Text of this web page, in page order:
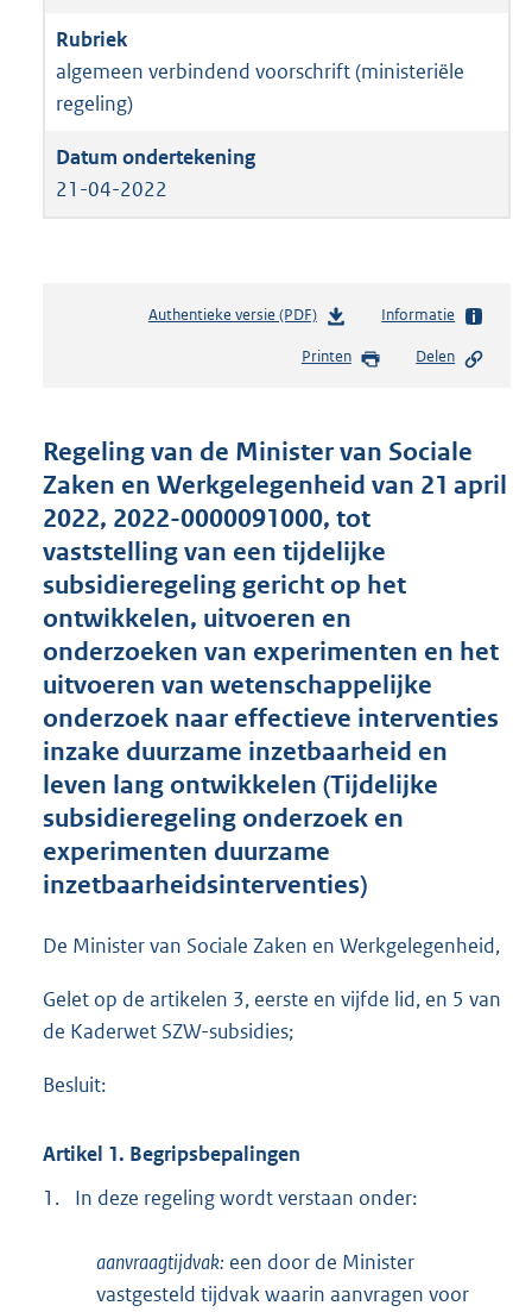
algemeen verbindend voorschrift (ministeriële
regeling)
21-04-2022
Authentieke versie (PDF)b
s
d
s
g
r
o
o
t
e
:
2
3
M
b
Informatie
Printen Delen
Regeling van de Minister van Sociale
Zaken en Werkgelegenheid van 21 april
2022, 2022-0000091000, tot
vaststelling van een tijdelijke
subsidieregeling gericht op het
ontwikkelen, uitvoeren en
onderzoeken van experimenten en het
uitvoeren van wetenschappelijke
onderzoek naar effectieve interventies
inzake duurzame inzetbaarheid en
leven lang ontwikkelen (Tijdelijke
subsidieregeling onderzoek en
experimenten duurzame
inzetbaarheidsinterventies)
De Minister van Sociale Zaken en Werkgelegenheid,
Gelet op de artikelen 3, eerste en vijfde lid, en 5 van
de Kaderwet SZW-subsidies;
Besluit:
Artikel 1. Begripsbepalingen
1.
In deze regeling wordt verstaan onder:
aanvraagtijdvak: een door de Minister
vastgesteld tijdvak waarin aanvragen voor